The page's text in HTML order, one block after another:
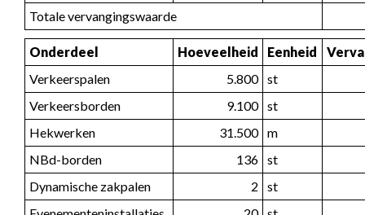
Totale vervangingswaarde
Onderdeel Hoeveelheid Eenheid
Verkeerspalen
5.800 st
Verkeersborden
9.100 st
Hekwerken
31.500 m
NBd-borden
136 st
Dynamische zakpalen
2
st